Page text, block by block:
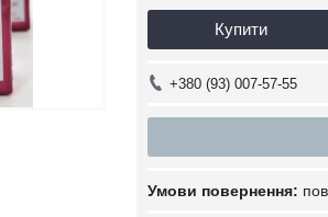
Купити
+380 (93) 007-57-55